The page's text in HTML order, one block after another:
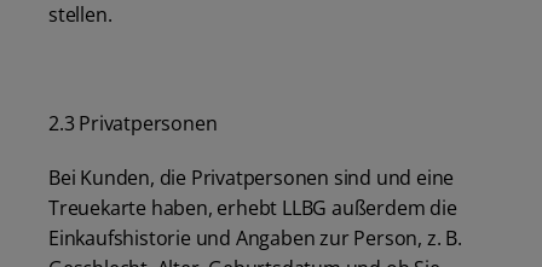
stellen.
2.3 Privatpersonen
Bei Kunden, die Privatpersonen sind und eine
Treuekarte haben, erhebt LLBG außerdem die
Einkaufshistorie und Angaben zur Person, z. B.